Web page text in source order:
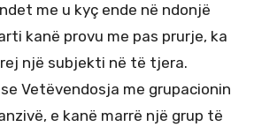
me u kyç ende në ndonjë
kanë provu me pas prurje, ka
një subjekti në të tjera.
Vetëvendosja me grupacionin
e kanë marrë një grup të